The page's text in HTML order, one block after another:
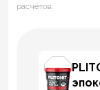
расчётов.